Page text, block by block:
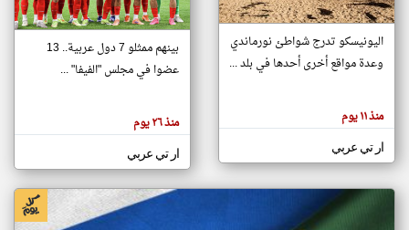
تغيير الدولة
اخبار جزر القمر على مدار الساعة
أهم اخبار جزر القمر العاجلة والمباشرة
هنا عن
وجهة
كاتبيها.
اليونيسكو تدرج شواطئ نورماندي
وعدة مواقع أخرى أحدها في بلد ...
منذ ١١ يوم
ار تي عربي
بينهم ممثلو 7 دول عربية.. 13
عضوا في مجلس "الفيفا" ...
منذ ٢٦ يوم
ار تي عربي
klyoum.com